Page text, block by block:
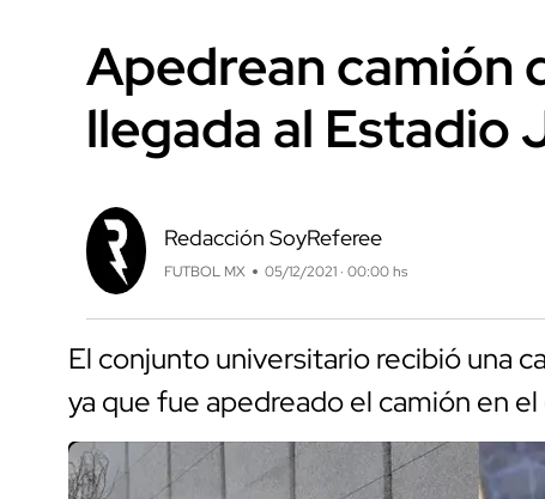
Apedrean camión
llegada al Estadio
Redacción SoyReferee
FUTBOL MX 05/12/2021 · 00:00 hs
El conjunto universitario recibió una
ya que fue apedreado el camión en